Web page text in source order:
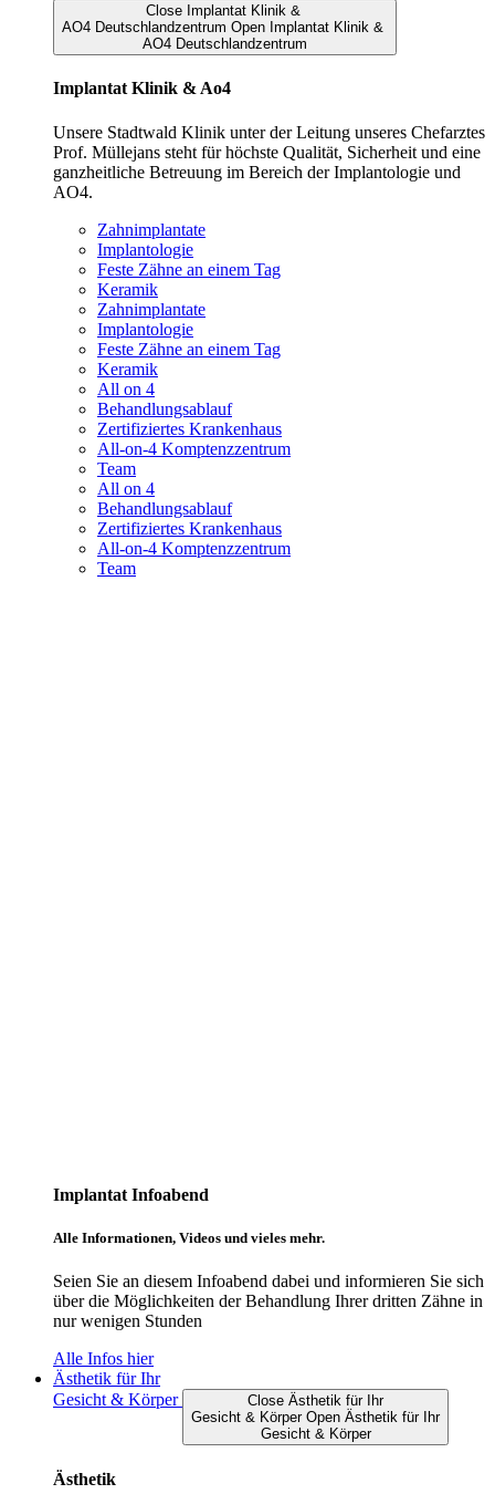
Close Implantat Klinik &
AO4 Deutschlandzentrum Open Implantat Klinik &
AO4 Deutschlandzentrum
Implantat Klinik & Ao4
Unsere Stadtwald Klinik unter der Leitung unseres Chefarztes
Prof. Müllejans steht für höchste Qualität, Sicherheit und eine
ganzheitliche Betreuung im Bereich der Implantologie und
AO4.
Zahnimplantate
Implantologie
Feste Zähne an einem Tag
Keramik
Zahnimplantate
Implantologie
Feste Zähne an einem Tag
Keramik
All on 4
Behandlungsablauf
Zertifiziertes Krankenhaus
All-on-4 Komptenzzentrum
Team
All on 4
Behandlungsablauf
Zertifiziertes Krankenhaus
All-on-4 Komptenzzentrum
Team
Implantat Infoabend
Alle Informationen, Videos und vieles mehr.
Seien Sie an diesem Infoabend dabei und informieren Sie sich
über die Möglichkeiten der Behandlung Ihrer dritten Zähne in
nur wenigen Stunden
Alle Infos hier
Ästhetik für Ihr
Gesicht & Körper
Close Ästhetik für Ihr
Gesicht & Körper Open Ästhetik für Ihr
Gesicht & Körper
Ästhetik